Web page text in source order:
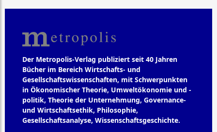
Der Metropolis-Verlag publiziert seit 40 Jahren
Bücher im Bereich Wirtschafts- und
Gesellschaftswissenschaften, mit Schwerpunkten
in Ökonomischer Theorie, Umweltökonomie und -
politik, Theorie der Unternehmung, Governance-
und Wirtschaftsethik, Philosophie,
Gesellschaftsanalyse, Wissenschaftsgeschichte.